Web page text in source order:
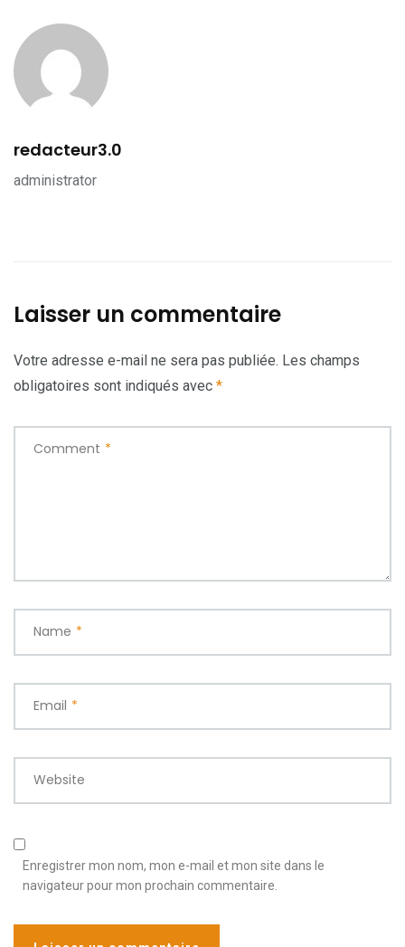
redacteur3.0
administrator
Laisser un commentaire
Votre adresse e-mail ne sera pas publiée. Les champs
obligatoires sont indiqués avec *
Comment *
Name *
Email *
Website
Enregistrer mon nom, mon e-mail et mon site dans le
navigateur pour mon prochain commentaire.